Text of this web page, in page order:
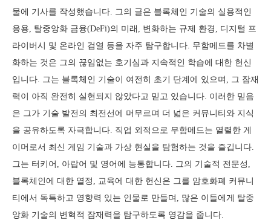
물에 기사를 작성했습니다. 그의 글은 블록체인 기술의 실용적인
응용, 탈중앙화 금융(DeFi)의 미래, 변화하는 규제 환경, 디지털 프
라이버시 및 온라인 검열 등을 자주 탐구합니다. 무함메드를 차별
화하는 것은 그의 끊임없는 호기심과 지속적인 학습에 대한 헌신
입니다. 그는 블록체인 기술이 여전히 초기 단계에 있으며, 그 잠재
력이 아직 완전히 실현되지 않았다고 믿고 있습니다. 이러한 믿음
은 그가 기술 발전의 최전선에 머무르며 더 넓은 커뮤니티와 지식
을 공유하도록 자극합니다. 직업 외적으로 무함메드는 열렬한 게
이머로서 최신 게임 기술과 가상 현실을 탐험하는 것을 즐깁니다.
그는 터키어, 아랍어 및 영어에 능통합니다. 그의 기술적 전문성,
블록체인에 대한 열정, 교육에 대한 헌신은 그를 암호화폐 커뮤니
티에서 독특하고 영향력 있는 인물로 만들며, 많은 이들에게 탈중
앙화 기술의 변혁적 잠재력을 탐구하도록 영감을 줍니다.